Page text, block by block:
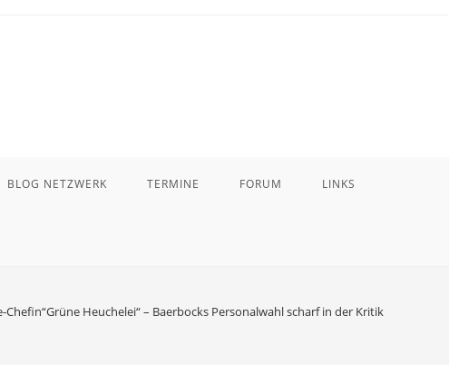
BLOG NETZWERK TERMINE FORUM LINKS
Chefin“Grüne Heuchelei“ – Baerbocks Personalwahl scharf in der Kritik